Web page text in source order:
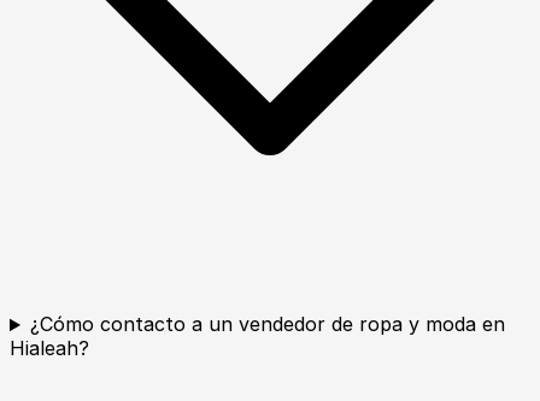
¿Cómo contacto a un vendedor de ropa y moda en
Hialeah?